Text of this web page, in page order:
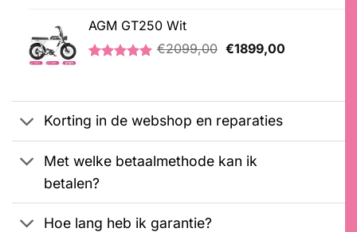
€3599,00.
AGM GT250 Wit
klantbeoordeling
€2099,00 Oorspronkelijke
€1899,00Huidige
Korting in de webshop en reparaties
Met welke betaalmethode kan ik
betalen?
Hoe lang heb ik garantie?